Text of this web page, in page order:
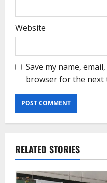
Website
Save my name,
browser for the next
RELATED STORIES